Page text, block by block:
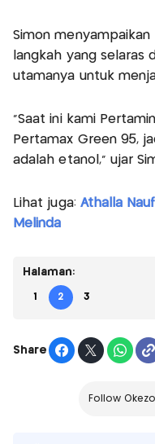
Simon
langkah yang selaras
utamanya untuk
“Saat ini kami
Pertamax Green 95,
adalah etanol,” ujar
Lihat juga: Athalla
Melinda
Halaman:
1 2 3
Share
Follow